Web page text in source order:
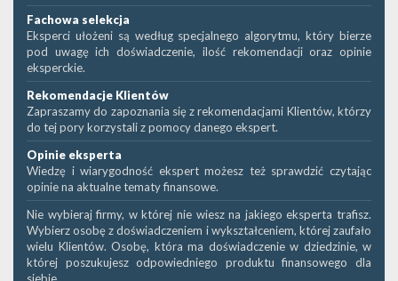
Fachowa selekcja
Eksperci ułożeni są według specjalnego algorytmu, który bierze
pod uwagę ich doświadczenie, ilość rekomendacji oraz opinie
eksperckie.
Rekomendacje Klientów
Zapraszamy do zapoznania się z rekomendacjami Klientów, którzy
do tej pory korzystali z pomocy danego ekspert.
Opinie eksperta
Wiedzę i wiarygodność ekspert możesz też sprawdzić czytając
opinie na aktualne tematy finansowe.
Nie wybieraj firmy, w której nie wiesz na jakiego eksperta trafisz.
Wybierz osobę z doświadczeniem i wykształceniem, której zaufało
wielu Klientów. Osobę, która ma doświadczenie w dziedzinie, w
której poszukujesz odpowiedniego produktu finansowego dla